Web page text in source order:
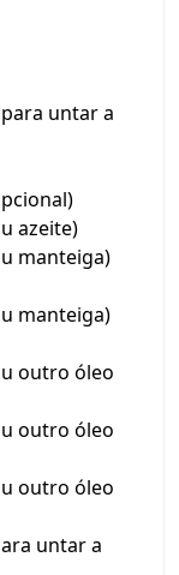
untar a
azeite)
manteiga)
manteiga)
outro óleo
outro óleo
outro óleo
untar a